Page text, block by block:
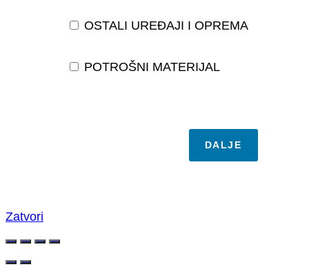
OSTALI UREĐAJI I OPREMA
POTROŠNI MATERIJAL
DALJE
Zatvori